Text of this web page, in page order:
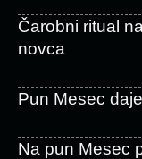
Čarobni ritual
novca
Pun Mesec
Na pun Mesec